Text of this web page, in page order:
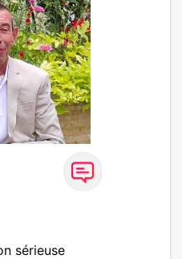
sérieuse